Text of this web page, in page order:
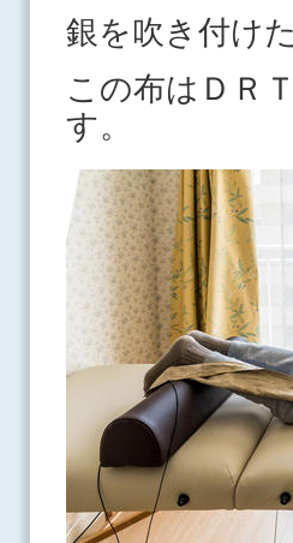
銀を吹き付け
この布はＤＲ
す。